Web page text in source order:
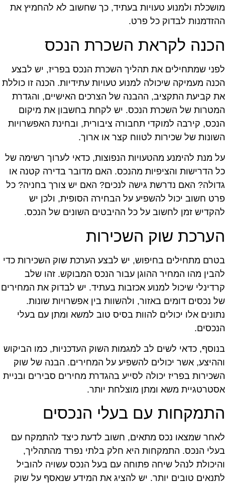
ולמנוע טעויות בעתיד, כך שחשוב לא להחמיץ את
לבדוק כל פרט.
לקראת השכרת הנכס
שמתחילים את תהליך השכרת הנכס בפריז, יש לבצע
מעמיקה שיכולה למנוע טעויות עתידיות. הכנה זו כוללת
קביעת התקציב, ההבנה של הצרכים האישיים, והגדרת
של השכרת הנכס. יש לקחת בחשבון את מיקום
קירבה למוקדי תחבורה ציבורית, ובחינת האפשרויות
של שכירות לטווח קצר או ארוך.
מנת להימנע מהטעויות הנפוצות, כדאי לערוך רשימה של
הדרישות והציפיות מהנכס. האם מדובר בדירה קטנה או
האם נדרשת גישה לנכים? האם יש צורך בחניה? כל
חשוב יכול להשפיע על הבחירה הסופית, ולכן יש
זמן לחשוב על כל ההיבטים השונים של הנכס.
שוק השכירות
מתחילים בחיפוש, יש לבצע הערכת שוק השכירות כדי
מהו המחיר ההוגן עבור הנכס המבוקש. זהו שלב
שיכול למנוע אכזבות בעתיד. יש לבדוק את המחירים
נכסים דומים באזור, ולהשוות בין אפשרויות שונות.
אלו יכולים להוות בסיס טוב למשא ומתן עם בעלי
כדאי לשים לב למגמות השוק העדכניות, כמו הביקוש
אשר יכולים להשפיע על המחירים. הבנה של שוק
בפריז יכולה לסייע בהגדרת מחירים סבירים ובניית
משא ומתן מוצלחת יותר.
עם בעלי הנכסים
שמצאו נכס מתאים, חשוב לדעת כיצד להתמקח עם
הנכס. התמקחות היא חלק בלתי נפרד מהתהליך,
לנהל שיחה פתוחה עם בעל הנכס עשויה להוביל
טובים יותר. יש להציג את המידע שנאסף על שוק